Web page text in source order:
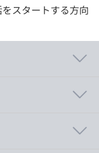
スタートする方向
強みは、「クライ